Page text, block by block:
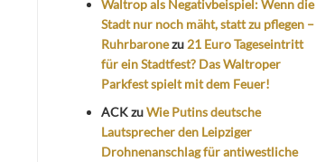
Waltrop als Negativbeispiel: Wenn die
Stadt nur noch mäht, statt zu pflegen –
Ruhrbaronezu 21 Euro Tageseintritt
für ein Stadtfest? Das Waltroper
Parkfest spielt mit dem Feuer!
ACKzuWie Putins deutsche
Lautsprecher den Leipziger
Drohnenanschlag für antiwestliche